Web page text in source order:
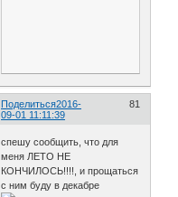
Поделиться 81
2016-
09-01 11:11:39
спешу сообщить, что для
меня ЛЕТО НЕ
КОНЧИЛОСЬ!!!!, и прощаться
с ним буду в декабре